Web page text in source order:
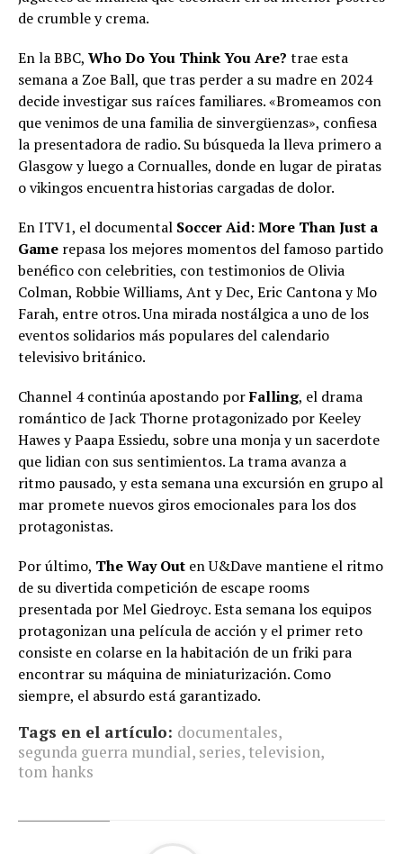
de crumble y crema.
En la BBC, Who Do You Think You Are? trae esta
semana a Zoe Ball, que tras perder a su madre en 2024
decide investigar sus raíces familiares. «Bromeamos con
que venimos de una familia de sinvergüenzas», confiesa
la presentadora de radio. Su búsqueda la lleva primero a
Glasgow y luego a Cornualles, donde en lugar de piratas
o vikingos encuentra historias cargadas de dolor.
En ITV1, el documental Soccer Aid: More Than Just a
Game repasa los mejores momentos del famoso partido
benéfico con celebrities, con testimonios de Olivia
Colman, Robbie Williams, Ant y Dec, Eric Cantona y Mo
Farah, entre otros. Una mirada nostálgica a uno de los
eventos solidarios más populares del calendario
televisivo británico.
Channel 4 continúa apostando porFalling, el drama
romántico de Jack Thorne protagonizado por Keeley
Hawes y Paapa Essiedu, sobre una monja y un sacerdote
que lidian con sus sentimientos. La trama avanza a
ritmo pausado, y esta semana una excursión en grupo al
mar promete nuevos giros emocionales para los dos
protagonistas.
Por último, The Way Out en U&Dave mantiene el ritmo
de su divertida competición de escape rooms
presentada por Mel Giedroyc. Esta semana los equipos
protagonizan una película de acción y el primer reto
consiste en colarse en la habitación de un friki para
encontrar su máquina de miniaturización. Como
siempre, el absurdo está garantizado.
Tags en el artículo: documentales,
segunda guerra mundial, series, television,
tom hanks